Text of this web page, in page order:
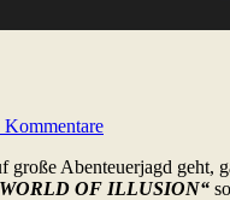
Kommentare
Abenteuerjagd geht,
OF ILLUSION“